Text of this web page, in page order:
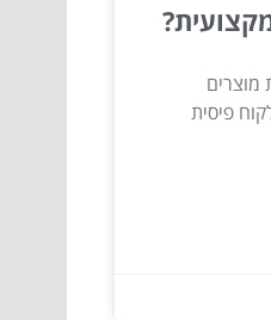
מוצרים
פיסית